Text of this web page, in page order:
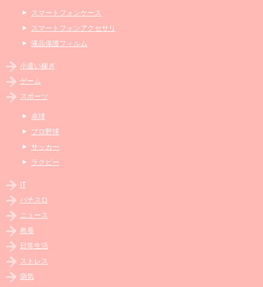
スマートフォンケース
スマートフォンアクセサリ
液晶保護フィルム
小遣い稼ぎ
ゲーム
スポーツ
卓球
プロ野球
サッカー
ラクビー
IT
パチスロ
ニュース
教養
日常生活
ストレス
病気